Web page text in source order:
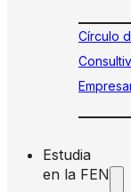
Círculo
Estudia
en la FEN